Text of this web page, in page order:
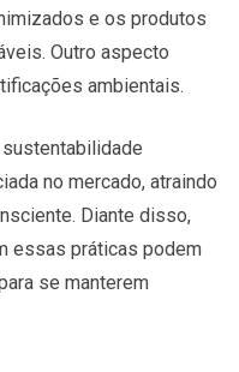
e os produtos
Outro aspecto
ambientais.
no mercado, atraindo
Diante disso,
essas práticas podem
se manterem